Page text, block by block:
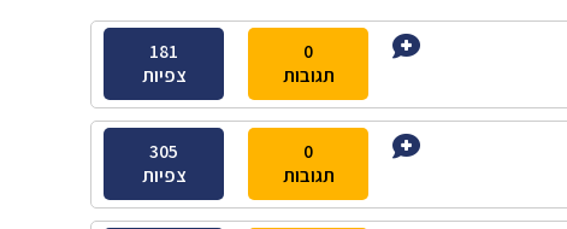
0
תגובות
181
צפיות
0
תגובות
305
צפיות